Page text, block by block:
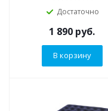
Достаточно
1 890 руб.
В корзину